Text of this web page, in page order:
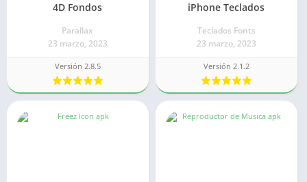
4D Fondos
Parallax
23 marzo, 2023
Versión 2.8.5
iPhone Teclados
Teclados Fonts
23 marzo, 2023
Versión 2.1.2